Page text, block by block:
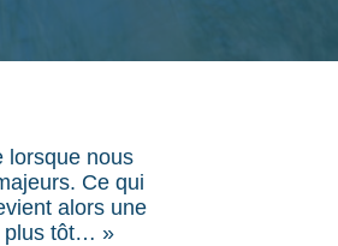
lorsque nous
Ce qui
alors une
plus tôt… »